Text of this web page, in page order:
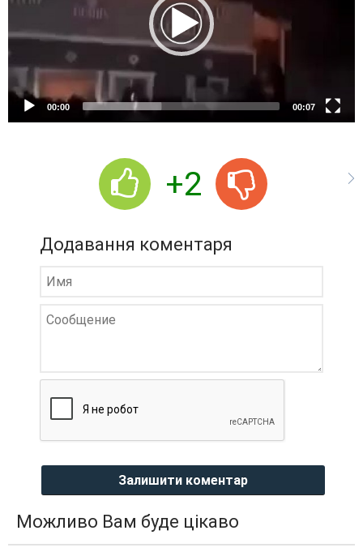
a
r
00:00 00:07
+2
Додавання коментаря
Залишити коментар
Можливо Вам буде цікаво